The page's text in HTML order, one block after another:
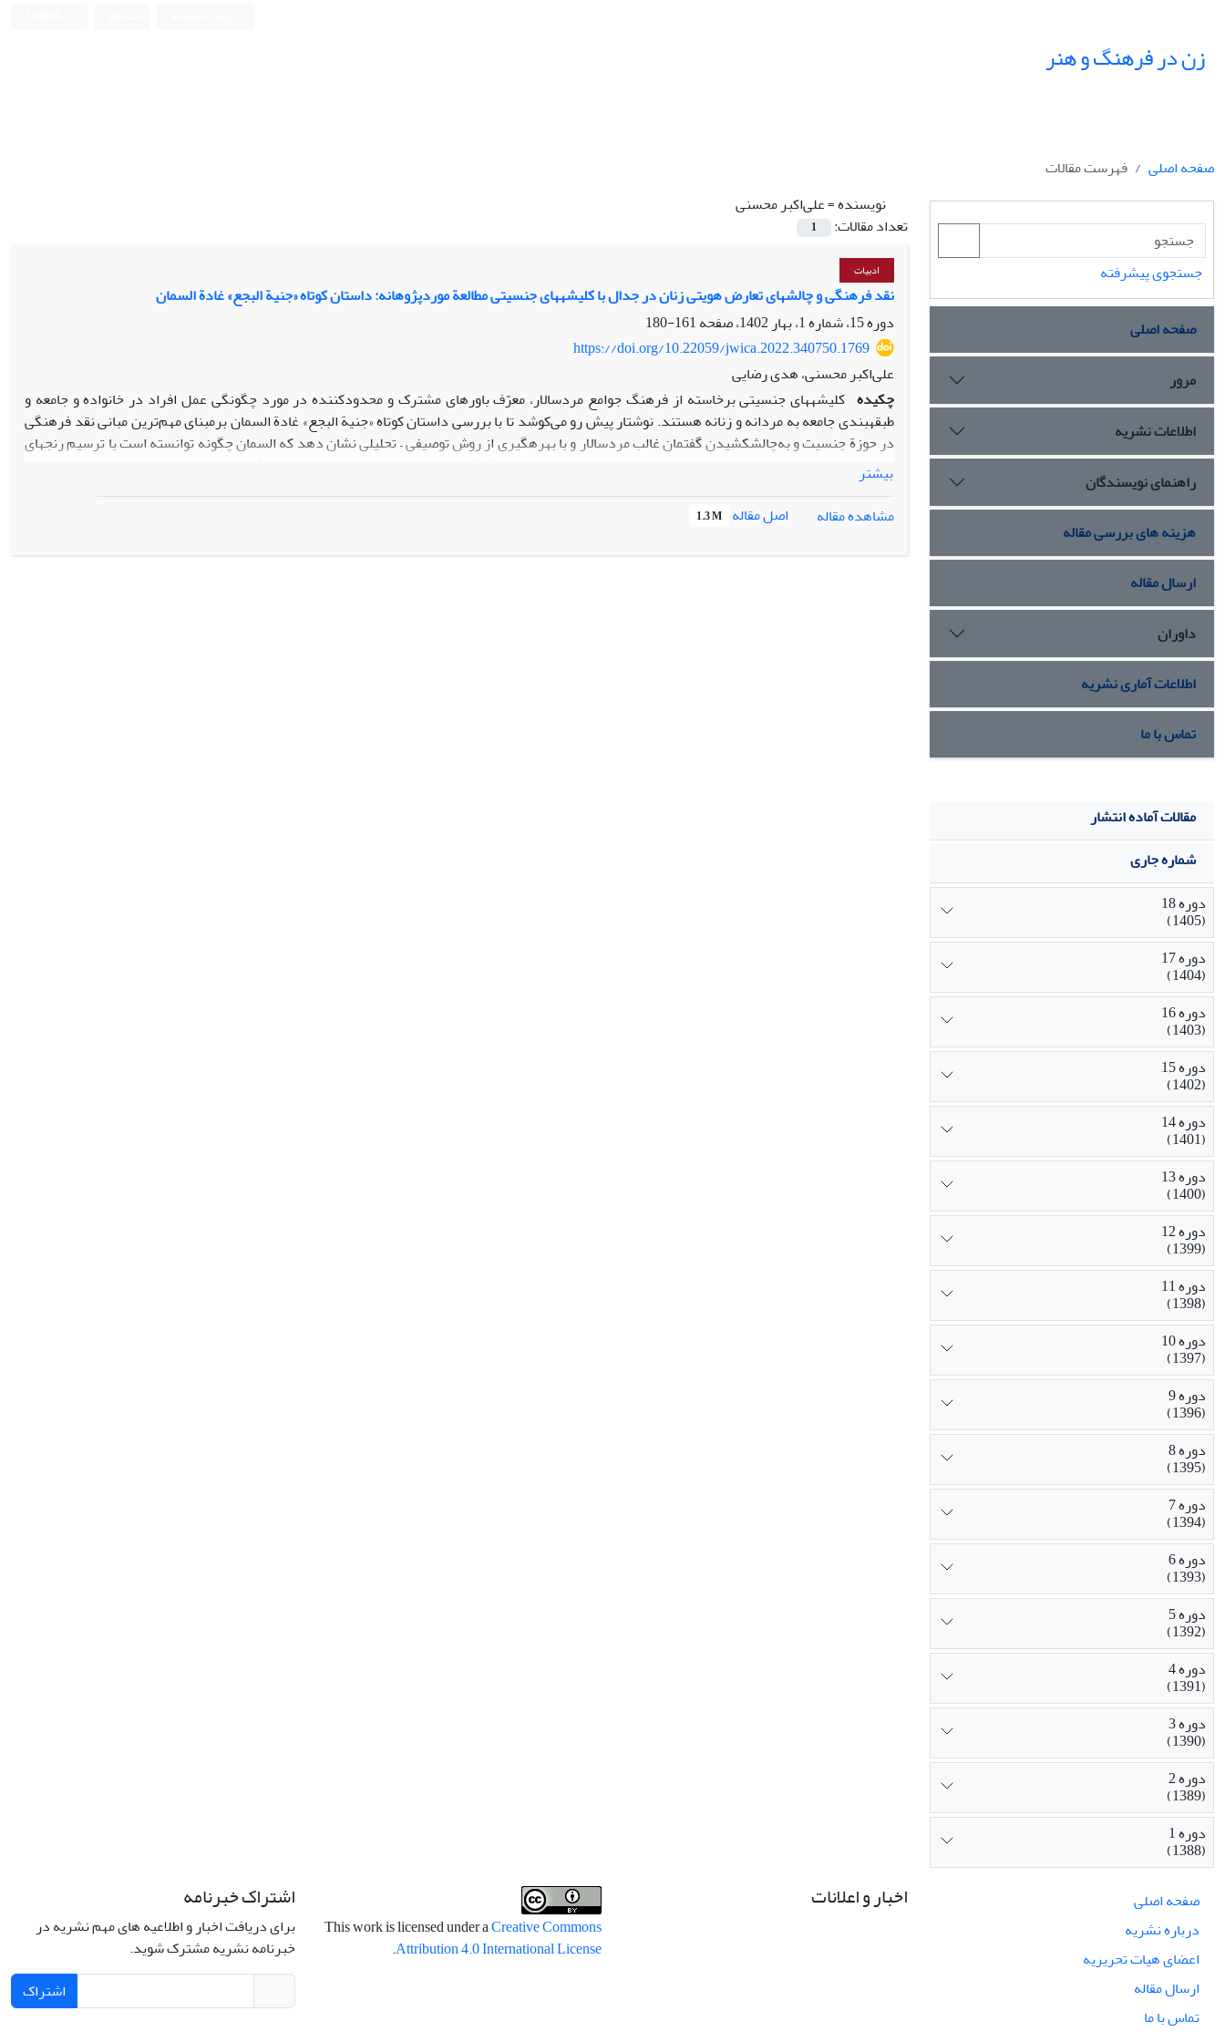
زن در فرهنگ و هنر
صفحه اصلی
فهرست مقالات
نویسنده =علی‌اکبر محسنی
تعداد مقالات:
1
ادبیات
نقد فرهنگی و چالش‎های تعارض هویتی زنان در جدال با کلیشه‎های جنسیتی مطالعة موردپژوهانه: داستان کوتاه «جنیة البجع» غادة السمان
دوره 15، شماره 1، بهار 1402، صفحه
161-180
https://doi.org/10.22059/jwica.2022.340750.1769
علی‌اکبر محسنی، هدی رضایی
چکیده
کلیشه‎های جنسیتی برخاسته از فرهنگ جوامع مردسالار، معرّف باورهای مشترک و محدودکننده در مورد چگونگی عمل افراد در خانواده و جامعه و
طبقه‎بندی جامعه به مردانه و زنانه هستند. نوشتار پیش رو می‌کوشد تا با بررسی داستان کوتاه «جنیة البجع» غادة السمان برمبنای مهم‌ترین مبانی نقد فرهنگی
در حوزة جنسیت و به‌چالش‎کشیدن گفتمان غالب مردسالار و با بهره‎گیری از روش توصیفی – تحلیلی نشان دهد که السمان چگونه توانسته است با ترسیم رنج‎های
نشان دهد. مهم‌ترین حوزة مورد انتقاد السمان، حیطة فرهنگ عامة جوامع عربی است که نتوانسته است خود را با مبادی جریان نواندیش معاصر هماهنگ کند. با
مدرنیته، و تقلیل زن به هویت جنسی از مهم‌ترین مباحثی است که السمان در نقد فرهنگ جامعة عربی در داستان‎های خود برجسته ساخته است.
بیشتر
مشاهده مقاله
اصل مقاله 1.3 M
جستجوی پیشرفته
صفحه اصلی
مرور
اطلاعات نشریه
راهنمای نویسندگان
هزینه های بررسی مقاله
ارسال مقاله
داوران
اطلاعات آماری نشریه
تماس با ما
مقالات آماده انتشار
شماره جاری
دوره 18
(1405)
دوره 17
(1404)
دوره 16
(1403)
دوره 15
(1402)
دوره 14
(1401)
دوره 13
(1400)
دوره 12
(1399)
دوره 11
(1398)
دوره 10
(1397)
دوره 9
(1396)
دوره 8
(1395)
دوره 7
(1394)
دوره 6
(1393)
دوره 5
(1392)
دوره 4
(1391)
دوره 3
(1390)
دوره 2
(1389)
دوره 1
(1388)
صفحه اصلی
درباره نشریه
اعضای هیات تحریریه
ارسال مقاله
تماس با ما
اخبار و اعلانات
This work is licensed under aCreative Commons
Attribution 4.0 International License
.
اشتراک خبرنامه
برای دریافت اخبار و اطلاعیه های مهم نشریه در
خبرنامه نشریه مشترک شوید.
اشتراک